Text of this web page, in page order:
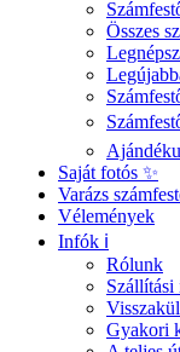
Összes
Saját fotós ✨
Varázs
Vélemények
Infók ℹ️
Rólunk
Gyakori